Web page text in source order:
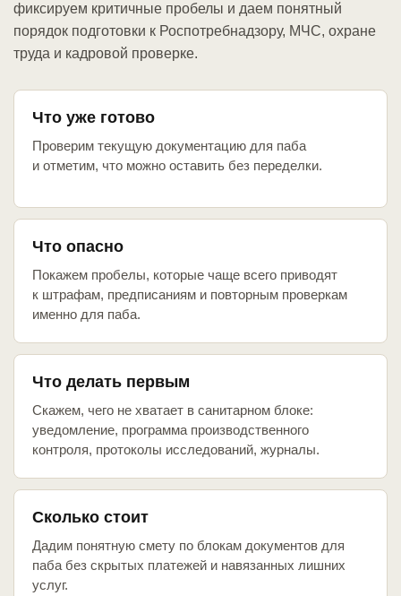
фиксируем критичные пробелы и даем понятный
порядок подготовки к Роспотребнадзору, МЧС, охране
труда и кадровой проверке.
Что уже готово
Проверим текущую документацию для паба
и отметим, что можно оставить без переделки.
Что опасно
Покажем пробелы, которые чаще всего приводят
к штрафам, предписаниям и повторным проверкам
именно для паба.
Что делать первым
Скажем, чего не хватает в санитарном блоке:
уведомление, программа производственного
контроля, протоколы исследований, журналы.
Сколько стоит
Дадим понятную смету по блокам документов для
паба без скрытых платежей и навязанных лишних
услуг.